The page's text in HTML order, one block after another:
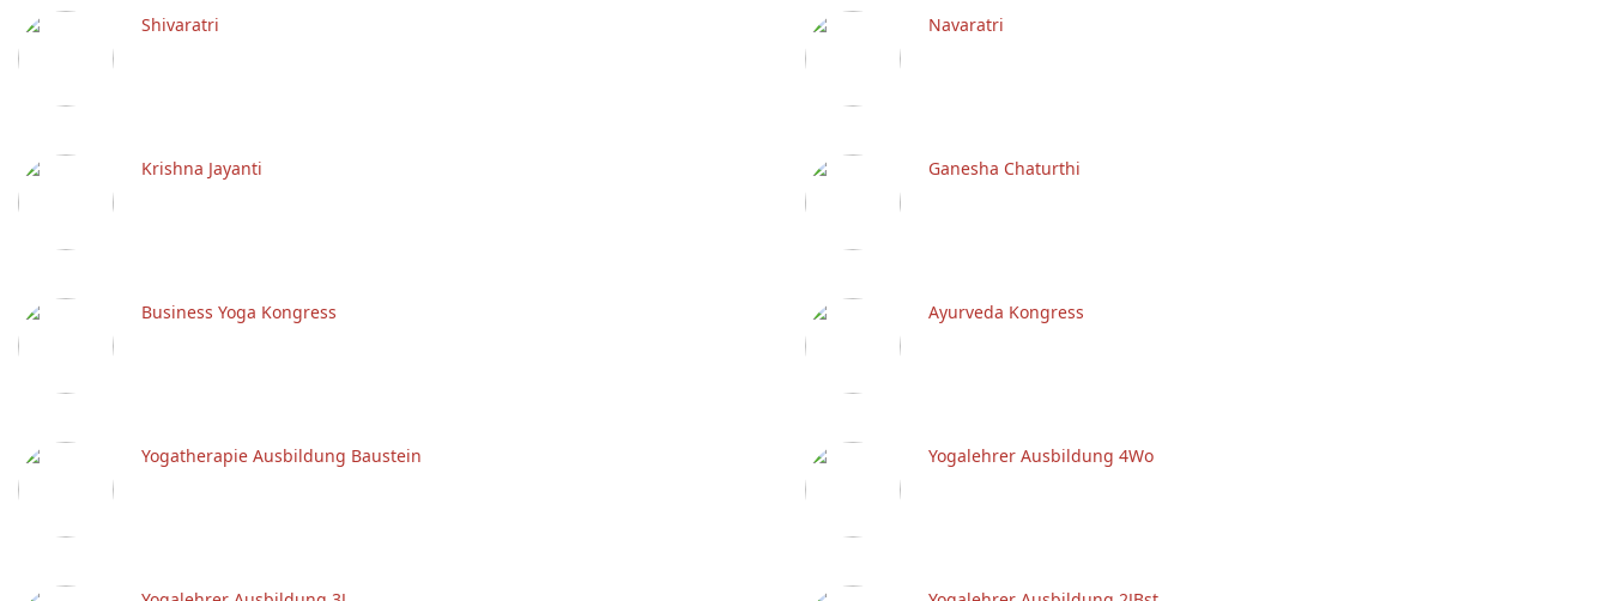
Shivaratri Navaratri
Krishna Jayanti Ganesha Chaturthi
Business Yoga Kongress Ayurveda Kongress
Yogatherapie Ausbildung Baustein Yogalehrer Ausbildung 4Wo